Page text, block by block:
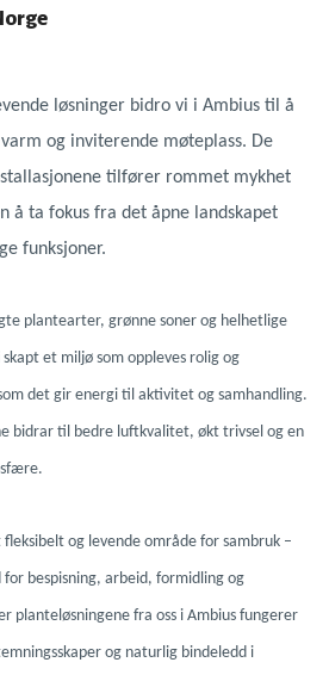
løsninger bidro vi i Ambius til å
og inviterende møteplass. De
tilfører rommet mykhet
å ta fokus fra det åpne landskapet
funksjoner.
plantearter, grønne soner og helhetlige
skapt et miljø som oppleves rolig og
det gir energi til aktivitet og samhandling.
bidrar til bedre luftkvalitet, økt trivsel og en
og levende område for sambruk –
bespisning, arbeid, formidling og
planteløsningene fra oss i Ambius fungerer
og naturlig bindeledd i